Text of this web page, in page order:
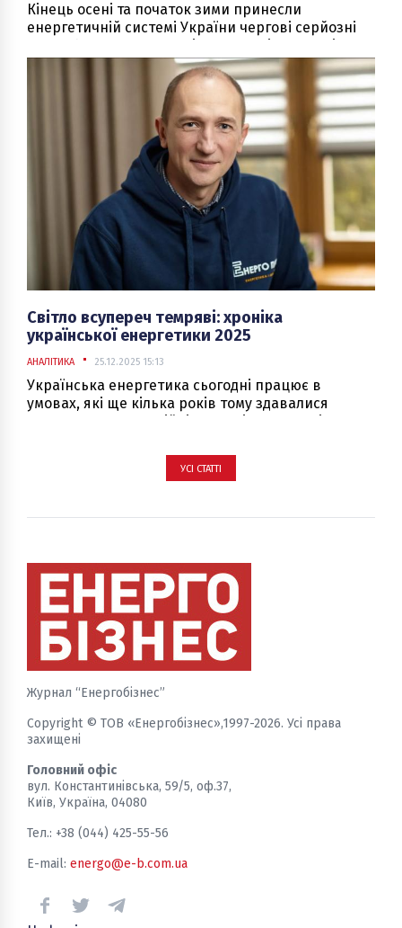
Кінець осені та початок зими принесли
енергетичній системі України чергові серйозні
ворог знову здійснив масовані ракетні та
дронові атаки на об’єкти генерації, передачі та
Світло всупереч темряві: хроніка
української енергетики 2025
АНАЛІТИКА 25.12.2025 15:13
Українська енергетика сьогодні працює в
умовах, які ще кілька років тому здавалися
немислимими. Постійні ракетні та дронові атаки,
руйнування на ТЕС, ТЕЦ і ГЕС, втрата обладнання
та перевантаження мережі стали для галузі не
УСІ СТАТТІ
Журнал “Енергобізнес”
Copyright © ТОВ «Енергобізнес»,1997-2026. Усі права
захищені
Головний офіс
вул. Константинівська, 59/5, оф.37,
Київ, Україна, 04080
Тел.: +38 (044) 425-55-56
E-mail: energo@e-b.com.ua